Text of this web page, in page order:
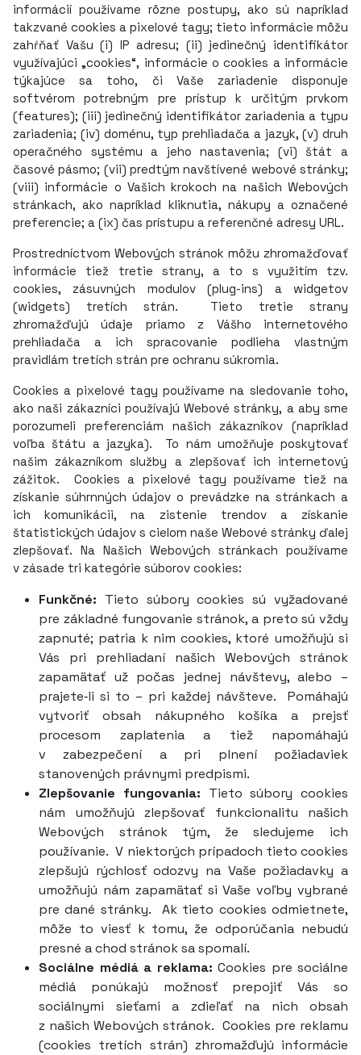
informácií používame rôzne postupy, ako sú napríklad
takzvané cookies a pixelové tagy; tieto informácie môžu
zahŕňať Vašu (i) IP adresu; (ii) jedinečný identifikátor
využívajúci „cookies“, informácie o cookies a informácie
týkajúce sa toho, či Vaše zariadenie disponuje
softvérom potrebným pre prístup k určitým prvkom
(features); (iii) jedinečný identifikátor zariadenia a typu
zariadenia; (iv) doménu, typ prehliadača a jazyk, (v) druh
operačného systému a jeho nastavenia; (vi) štát a
časové pásmo; (vii) predtým navštívené webové stránky;
(viii) informácie o Vašich krokoch na našich Webových
stránkach, ako napríklad kliknutia, nákupy a označené
preferencie; a (ix) čas prístupu a referenčné adresy URL.
Prostredníctvom Webových stránok môžu zhromažďovať
informácie tiež tretie strany, a to s využitím tzv.
cookies, zásuvných modulov (plug-ins) a widgetov
(widgets) tretích strán. Tieto tretie strany
zhromažďujú údaje priamo z Vášho internetového
prehliadača a ich spracovanie podlieha vlastným
pravidlám tretích strán pre ochranu súkromia.
Cookies a pixelové tagy používame na sledovanie toho,
ako naši zákazníci používajú Webové stránky, a aby sme
porozumeli preferenciám našich zákazníkov (napríklad
voľba štátu a jazyka). To nám umožňuje poskytovať
našim zákazníkom služby a zlepšovať ich internetový
zážitok. Cookies a pixelové tagy používame tiež na
získanie súhrnných údajov o prevádzke na stránkach a
ich komunikácii, na zistenie trendov a získanie
štatistických údajov s cielom naše Webové stránky ďalej
zlepšovať. Na Našich Webových stránkach používame
v zásade tri kategórie súborov cookies:
Funkčné: Tieto súbory cookies sú vyžadované
pre základné fungovanie stránok, a preto sú vždy
zapnuté; patria k nim cookies, ktoré umožňujú si
Vás pri prehliadaní našich Webových stránok
zapamätať už počas jednej návštevy, alebo –
prajete‑li si to – pri každej návšteve. Pomáhajú
vytvoriť obsah nákupného košíka a prejsť
procesom zaplatenia a tiež napomáhajú
v zabezpečení a pri plnení požiadaviek
stanovených právnymi predpismi.
Zlepšovanie fungovania: Tieto súbory cookies
nám umožňujú zlepšovať funkcionalitu našich
Webových stránok tým, že sledujeme ich
používanie. V niektorých prípadoch tieto cookies
zlepšujú rýchlosť odozvy na Vaše požiadavky a
umožňujú nám zapamätať si Vaše voľby vybrané
pre dané stránky. Ak tieto cookies odmietnete,
môže to viesť k tomu, že odporúčania nebudú
presné a chod stránok sa spomalí.
Sociálne médiá a reklama: Cookies pre sociálne
médiá ponúkajú možnosť prepojiť Vás so
sociálnymi sieťami a zdieľať na nich obsah
z našich Webových stránok. Cookies pre reklamu
(cookies tretích strán) zhromažďujú informácie